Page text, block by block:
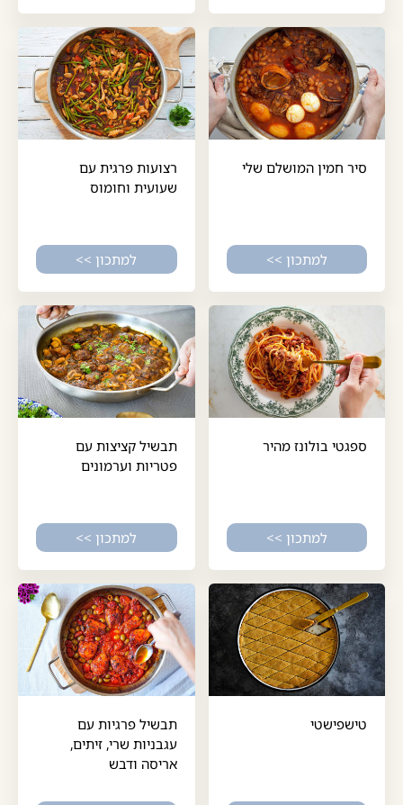
סיר חמין המושלם שלי
למתכון >>
רצועות פרגית עם
שעועית וחומוס
למתכון >>
ספגטי בולונז מהיר
למתכון >>
תבשיל קציצות עם
פטריות וערמונים
למתכון >>
טישפישטי
תבשיל פרגיות עם
עגבניות שרי, זיתים,
אריסה ודבש